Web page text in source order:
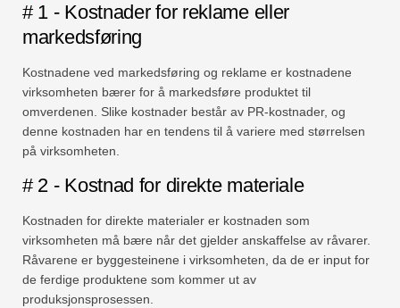
# 1 - Kostnader for reklame eller
markedsføring
Kostnadene ved markedsføring og reklame er kostnadene
virksomheten bærer for å markedsføre produktet til
omverdenen. Slike kostnader består av PR-kostnader, og
denne kostnaden har en tendens til å variere med størrelsen
på virksomheten.
# 2 - Kostnad for direkte materiale
Kostnaden for direkte materialer er kostnaden som
virksomheten må bære når det gjelder anskaffelse av råvarer.
Råvarene er byggesteinene i virksomheten, da de er input for
de ferdige produktene som kommer ut av
produksjonsprosessen.